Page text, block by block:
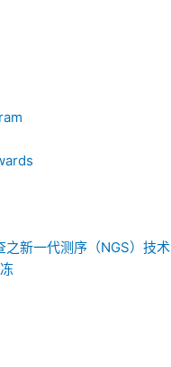
之新一代测序（NGS）技术